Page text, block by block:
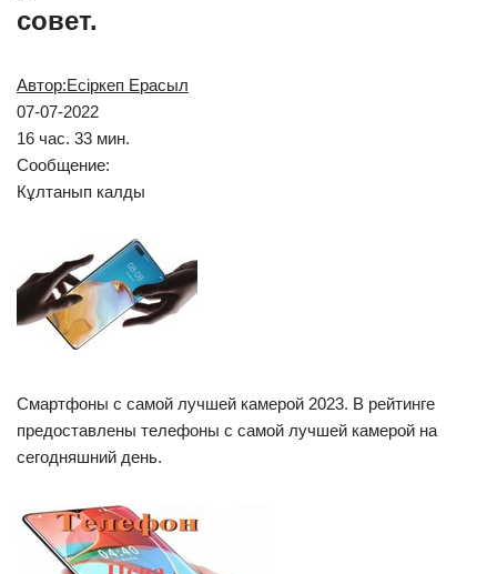
совет.
Автор:Есіркеп Ерасыл
07-07-2022
16 час. 33 мин.
Сообщение:
Кұлтанып калды
Смартфоны с самой лучшей камерой 2023. В рейтинге
предоставлены телефоны с самой лучшей камерой на
сегодняшний день.